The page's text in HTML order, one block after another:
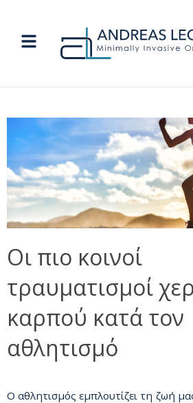
Οι πιο κοινοί
τραυματισμοί
καρπού κατά τον
αθλητισμό
Ο αθλητισμός εμπλουτίζει τη ζωή